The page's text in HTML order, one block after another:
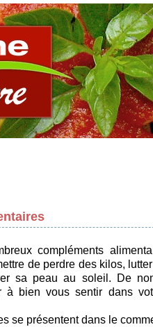
compléments
de perdre des kilos,
sa peau au soleil. De
à bien vous sentir dans
se présentent dans le